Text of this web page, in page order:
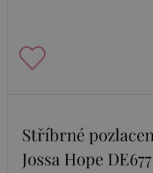
Stříbrné
Jossa Hope DE677